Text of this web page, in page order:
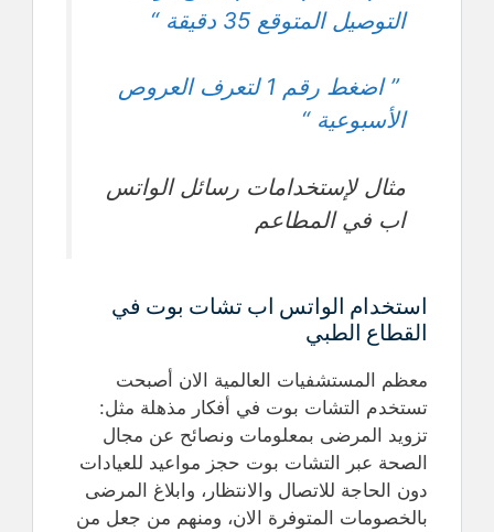
التوصيل المتوقع 35 دقيقة “
” اضغط رقم 1 لتعرف العروص
الأسبوعية “
مثال لإستخدامات رسائل الواتس
اب في المطاعم
استخدام الواتس اب تشات بوت في
القطاع الطبي
معظم المستشفيات العالمية الان أصبحت
تستخدم التشات بوت في أفكار مذهلة مثل:
تزويد المرضى بمعلومات ونصائح عن مجال
الصحة عبر التشات بوت حجز مواعيد للعيادات
دون الحاجة للاتصال والانتظار، وابلاغ المرضى
بالخصومات المتوفرة الان، ومنهم من جعل من